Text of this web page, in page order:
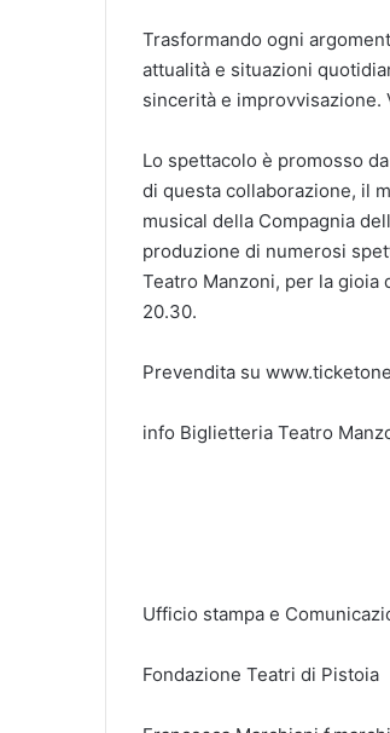
Trasformando ogni
attualità e situazioni
sincerità e improvvisazione.
Lo spettacolo è promosso
di questa collaborazione, il
musical della Compagnia
produzione di numerosi
Teatro Manzoni, per la gioia
20.30.
Prevendita su
info Biglietteria Teatro
Ufficio stampa e
Fondazione Teatri di Pistoia